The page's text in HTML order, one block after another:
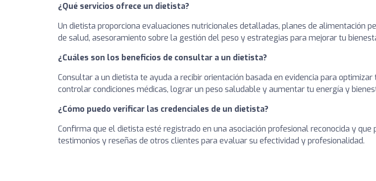
¿Qué servicios ofrece un dietista?
Un dietista proporciona evaluaciones nutricionales detalladas, planes de alimentación
de salud, asesoramiento sobre la gestión del peso y estrategias para mejorar tu
¿Cuáles son los beneficios de consultar a un dietista?
Consultar a un dietista te ayuda a recibir orientación basada en evidencia para
controlar condiciones médicas, lograr un peso saludable y aumentar tu energía y
¿Cómo puedo verificar las credenciales de un dietista?
Confirma que el dietista esté registrado en una asociación profesional reconocida y
testimonios y reseñas de otros clientes para evaluar su efectividad y profesionalidad.